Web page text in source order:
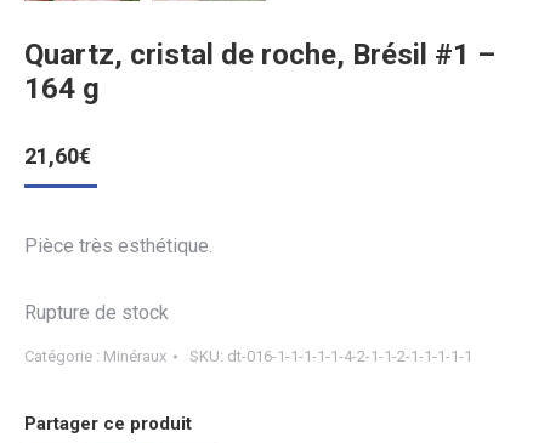
Quartz, cristal de roche, Brésil #1 –
164 g
21,60€
Pièce très esthétique.
Rupture de stock
Catégorie : Minéraux SKU: dt-016-1-1-1-1-1-4-2-1-1-2-1-1-1-1-1
Partager ce produit